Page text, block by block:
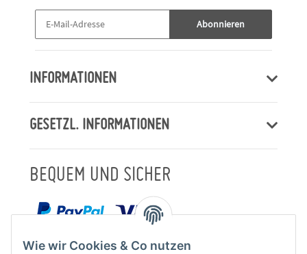
Abonnieren
INFORMATIONEN
GESETZL. INFORMATIONEN
BEQUEM UND SICHER
Wie wir Cookies & Co nutzen